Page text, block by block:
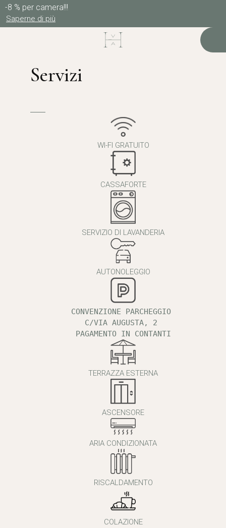
-8 % per camera!!!
Saperne di più
Servizi
WI-FI GRATUITO
CASSAFORTE
SERVIZIO DI LAVANDERIA
AUTONOLEGGIO
CONVENZIONE PARCHEGGIO
C/VIA AUGUSTA, 2
PAGAMENTO IN CONTANTI
TERRAZZA ESTERNA
ASCENSORE
ARIA CONDIZIONATA
RISCALDAMENTO
COLAZIONE